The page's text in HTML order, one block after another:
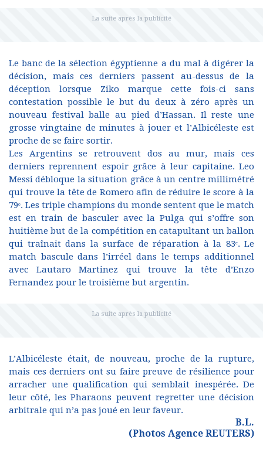
Le banc de la sélection égyptienne a du mal à digérer la
décision, mais ces derniers passent au-dessus de la
déception lorsque Ziko marque cette fois-ci sans
contestation possible le but du deux à zéro après un
nouveau festival balle au pied d’Hassan. Il reste une
grosse vingtaine de minutes à jouer et l’Albicéleste est
proche de se faire sortir.
Les Argentins se retrouvent dos au mur, mais ces
derniers reprennent espoir grâce à leur capitaine. Leo
Messi débloque la situation grâce à un centre millimétré
qui trouve la tête de Romero afin de réduire le score à la
79ᵉ. Les triple champions du monde sentent que le match
est en train de basculer avec la Pulga qui s’offre son
huitième but de la compétition en catapultant un ballon
qui traînait dans la surface de réparation à la 83ᵉ. Le
match bascule dans l’irréel dans le temps additionnel
avec Lautaro Martinez qui trouve la tête d’Enzo
Fernandez pour le troisième but argentin.
L’Albicéleste était, de nouveau, proche de la rupture,
mais ces derniers ont su faire preuve de résilience pour
arracher une qualification qui semblait inespérée. De
leur côté, les Pharaons peuvent regretter une décision
arbitrale qui n’a pas joué en leur faveur.
B.L.
(Photos Agence REUTERS)